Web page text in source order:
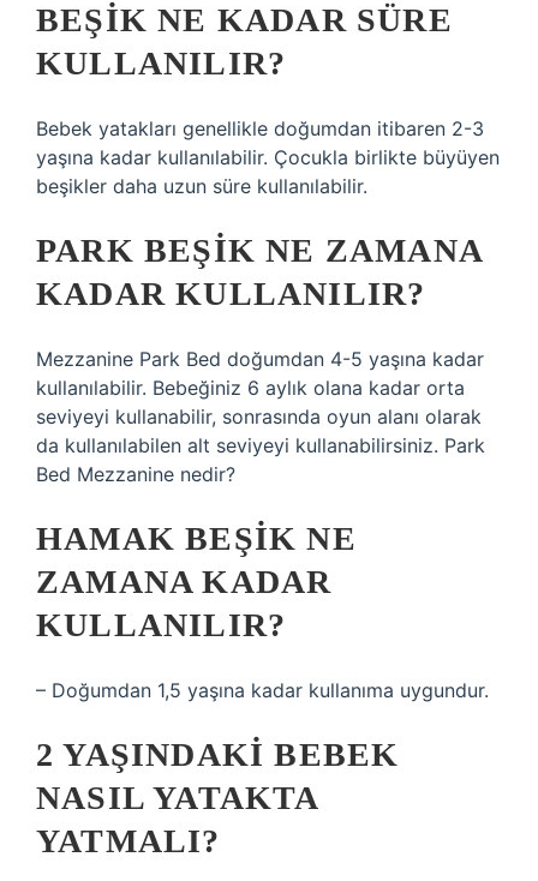
BEŞIK NE KADAR SÜRE
KULLANILIR?
Bebek yatakları genellikle doğumdan itibaren 2-3
yaşına kadar kullanılabilir. Çocukla birlikte büyüyen
beşikler daha uzun süre kullanılabilir.
PARK BEŞIK NE ZAMANA
KADAR KULLANILIR?
Mezzanine Park Bed doğumdan 4-5 yaşına kadar
kullanılabilir. Bebeğiniz 6 aylık olana kadar orta
seviyeyi kullanabilir, sonrasında oyun alanı olarak
da kullanılabilen alt seviyeyi kullanabilirsiniz. Park
Bed Mezzanine nedir?
HAMAK BEŞIK NE
ZAMANA KADAR
KULLANILIR?
– Doğumdan 1,5 yaşına kadar kullanıma uygundur.
2 YAŞINDAKI BEBEK
NASIL YATAKTA
YATMALI?